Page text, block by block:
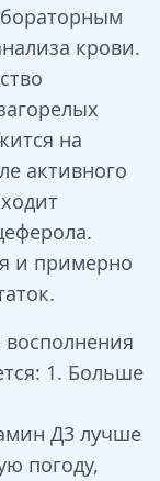
крови.
на
активного
и примерно
1. Больше
Д3 лучше
погоду,